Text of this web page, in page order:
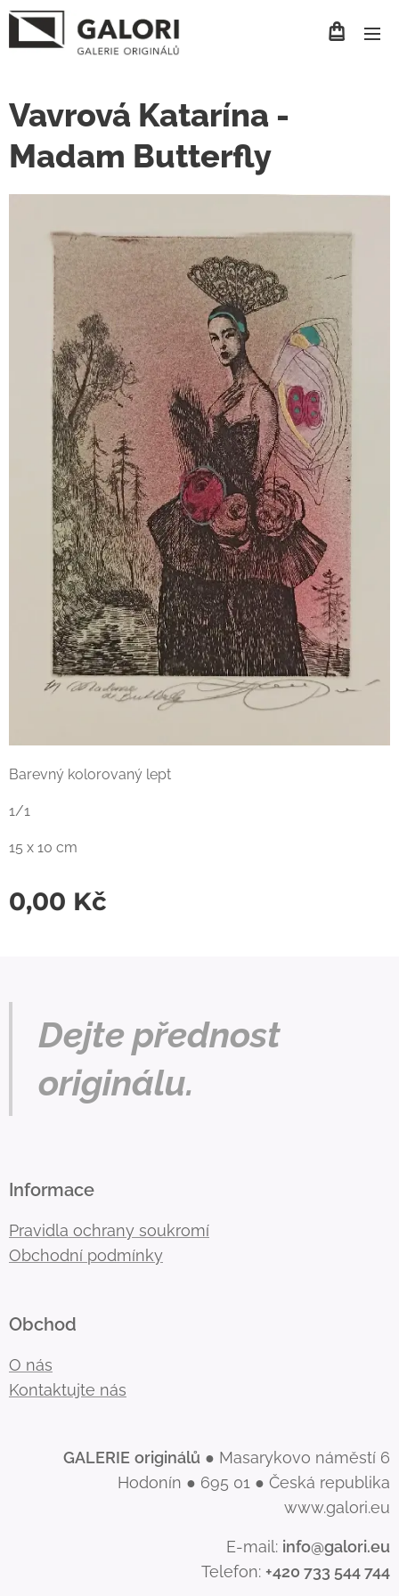
Vavrová Katarína -
Madam Butterfly
Barevný kolorovaný lept
1/1
15 x 10 cm
0,00 Kč
Dejte přednost
originálu.
Informace
Pravidla ochrany soukromí
Obchodní podmínky
Obchod
O nás
Kontaktujte nás
GALERIE originálů ● Masarykovo náměstí 6
Hodonín ● 695 01 ● Česká republika
www.galori.eu
E-mail: info@galori.eu
Telefon: +420 733 544 744